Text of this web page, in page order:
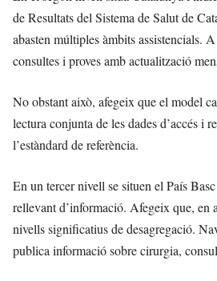
de Resultats del Sistema de Salut de
abasten múltiples àmbits assistencials.
consultes i proves amb actualització
No obstant això, afegeix que el model
lectura conjunta de les dades d’accés i
l’estàndard de referència.
En un tercer nivell se situen el País
rellevant d’informació. Afegeix que, en
nivells significatius de desagregació.
publica informació sobre cirurgia,